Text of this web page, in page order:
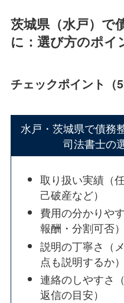
茨城県（水戸）で
に：選び方のポイ
チェックポイント（5
水戸・茨城県で債務
司法書士の
取り扱い実績（
己破産など）
費用の分かりや
報酬・分割可否）
説明の丁寧さ（
点も説明するか）
連絡のしやすさ
返信の目安）